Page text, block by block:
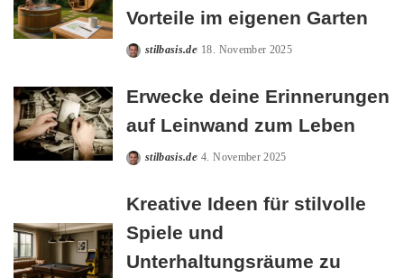
Vorteile im eigenen Garten
Posted
stilbasis.de 18. November 2025
Erwecke deine Erinnerungen
auf Leinwand zum Leben
Posted
stilbasis.de 4. November 2025
Kreative Ideen für stilvolle
Spiele und
Unterhaltungsräume zu